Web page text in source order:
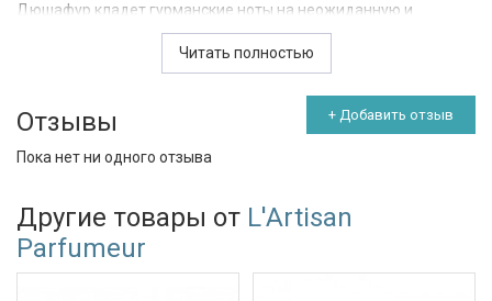
Дюшафур кладет гурманские ноты на неожиданную и
непривычную амбровую базу. Парфюм баюкает и согревает. В
отличие от других ориенталовNoir Exquis
списке самых романтичных парфюмов в мире. Его композиция
навсегда запечатлел трогательный момент встречи двух
влюбленных. Верхние ноты: глазированный каштан,
очищенный апельсин, грецкий орех Ноты сердца: нероли,
эбена, гелиотроп, ваниль, бобы тонка, белый сандал.
Читать полностью
Отзывы + Добавить отзыв
Пока нет ни одного отзыва
Другие товары от L'Artisan
Parfumeur